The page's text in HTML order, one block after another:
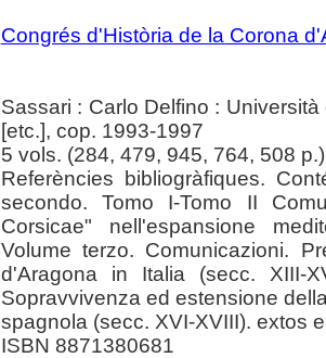
Congrés d'Història de la Corona
Sassari : Carlo Delfino :
[etc.], cop. 1993-1997
5 vols. (284, 479, 945, 764, 508
Referències bibliogràfiques.
secondo. Tomo I-Tomo II
Corsicae" nell'espansione
Volume terzo. Comunicazioni.
d'Aragona in Italia (secc. XIII-
Sopravvivenza ed estensione
spagnola (secc. XVI-XVIII). extos
ISBN 8871380681